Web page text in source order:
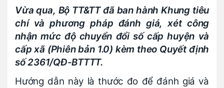
Vừa qua, Bộ TT&TT đã ban hành Khung tiêu
chí và phương pháp đánh giá, xét công
nhận mức độ chuyển đổi số cấp huyện và
cấp xã (Phiên bản 1.0) kèm theo Quyết định
số 2361/QĐ-BTTTT.
Hướng dẫn này là thước đo để đánh giá và